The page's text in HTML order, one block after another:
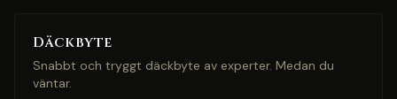
Däckbyte
Snabbt och tryggt däckbyte av experter. Medan du
väntar.